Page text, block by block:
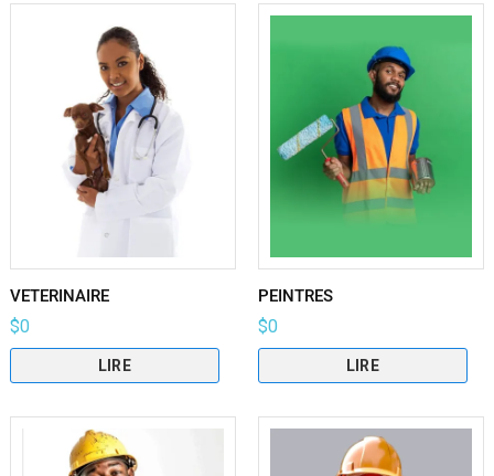
VETERINAIRE
$0
LIRE
PEINTRES
$0
LIRE